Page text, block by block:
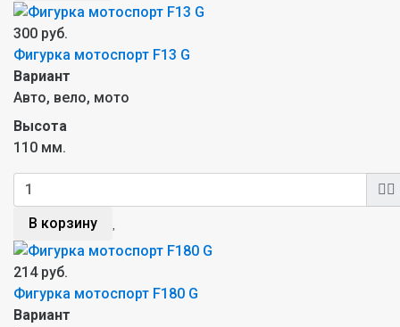
300 руб.
Фигурка мотоспорт F13 G
Вариант
Авто, вело, мото
Высота
110 мм.
В корзину
214 руб.
Фигурка мотоспорт F180 G
Вариант